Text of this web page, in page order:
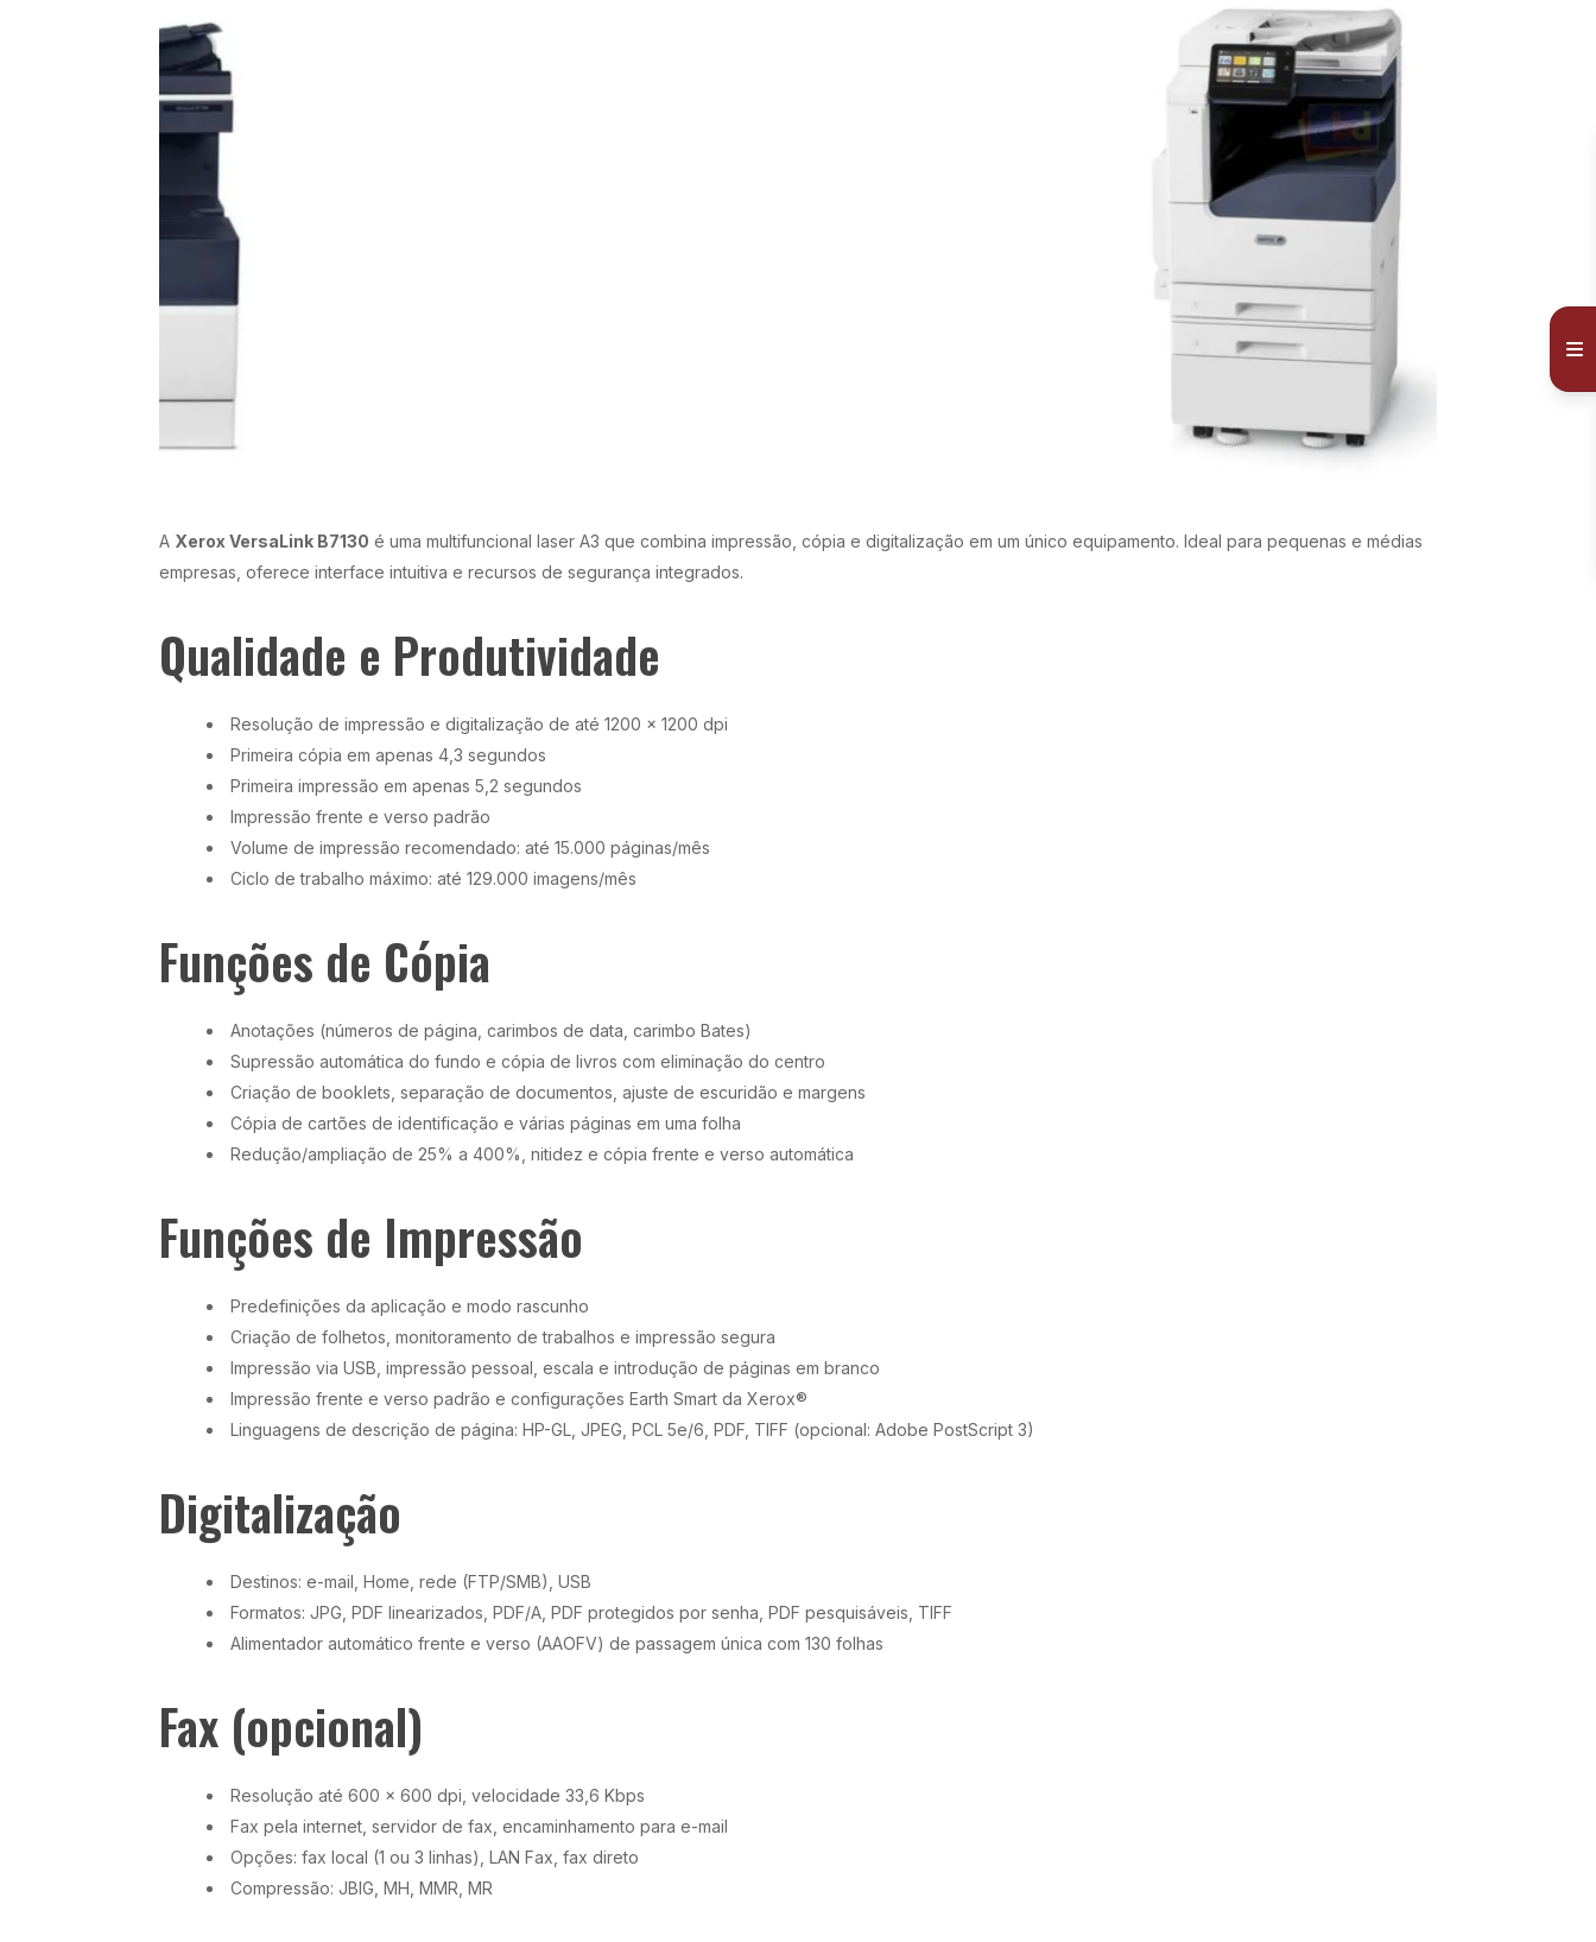
A Xerox VersaLink B7130 é uma multifuncional laser A3 que combina impressão, cópia e digitalização em um único equipamento. Ideal para pequenas e médias
empresas, oferece interface intuitiva e recursos de segurança integrados.
Qualidade e Produtividade
Resolução de impressão e digitalização de até 1200 x 1200 dpi
Primeira cópia em apenas 4,3 segundos
Primeira impressão em apenas 5,2 segundos
Impressão frente e verso padrão
Volume de impressão recomendado: até 15.000 páginas/mês
Ciclo de trabalho máximo: até 129.000 imagens/mês
Funções de Cópia
Anotações (números de página, carimbos de data, carimbo Bates)
Supressão automática do fundo e cópia de livros com eliminação do centro
Criação de booklets, separação de documentos, ajuste de escuridão e margens
Cópia de cartões de identificação e várias páginas em uma folha
Redução/ampliação de 25% a 400%, nitidez e cópia frente e verso automática
Funções de Impressão
Predefinições da aplicação e modo rascunho
Criação de folhetos, monitoramento de trabalhos e impressão segura
Impressão via USB, impressão pessoal, escala e introdução de páginas em branco
Impressão frente e verso padrão e configurações Earth Smart da Xerox®
Linguagens de descrição de página: HP-GL, JPEG, PCL 5e/6, PDF, TIFF (opcional: Adobe PostScript 3)
Digitalização
Destinos: e-mail, Home, rede (FTP/SMB), USB
Formatos: JPG, PDF linearizados, PDF/A, PDF protegidos por senha, PDF pesquisáveis, TIFF
Alimentador automático frente e verso (AAOFV) de passagem única com 130 folhas
Fax (opcional)
Resolução até 600 x 600 dpi, velocidade 33,6 Kbps
Fax pela internet, servidor de fax, encaminhamento para e-mail
Opções: fax local (1 ou 3 linhas), LAN Fax, fax direto
Compressão: JBIG, MH, MMR, MR